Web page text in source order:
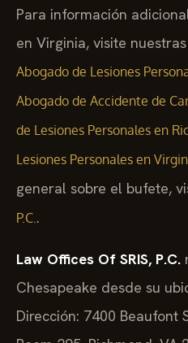
Para información
en Virginia, visite
Abogado de Lesiones
Abogado de Accidente de
de Lesiones Personales en
Lesiones Personales en
general sobre el bufete,
P.C..
Law Offices Of SRIS, P.C.
Chesapeake desde su
Dirección: 7400 Beaufont